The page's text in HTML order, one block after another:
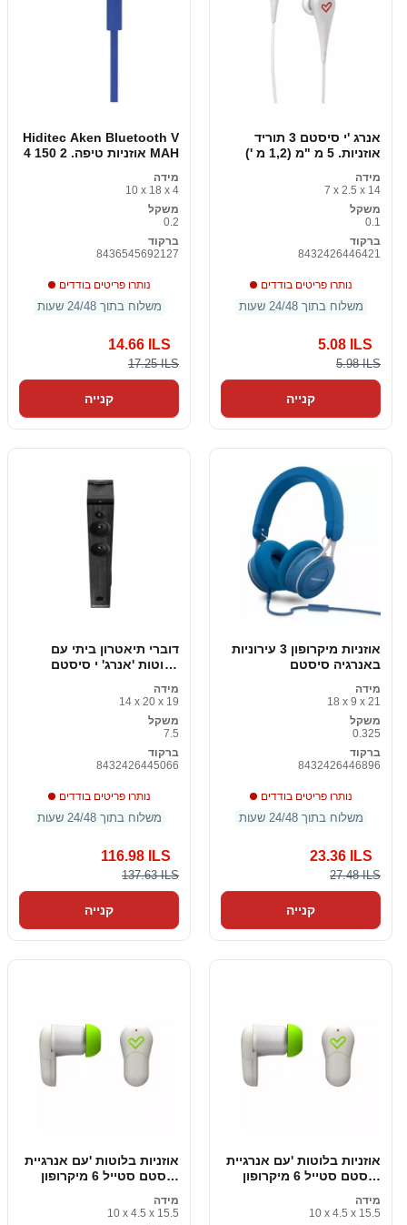
Hiditec Aken Bluetooth V
4 אוזניות טיפה. 2 150 MAH
מידה
10 x 18 x 4
משקל
0.2
ברקוד
8436545692127
נותרו פריטים בודדים
משלוח בתוך 24/48 שעות
14.66 ILS
17.25 ILS
קנייה
אנרג 'י סיסטם 3 תוריד
אוזניות. 5 מ "מ (1,2 מ ')
מידה
7 x 2.5 x 14
משקל
0.1
ברקוד
8432426446421
נותרו פריטים בודדים
משלוח בתוך 24/48 שעות
5.08 ILS
5.98 ILS
קנייה
דוברי תיאטרון ביתי עם
בלוטות 'אנרג' י סיסטם
SD USB 100W שחור
מידה
14 x 20 x 19
משקל
7.5
ברקוד
8432426445066
נותרו פריטים בודדים
משלוח בתוך 24/48 שעות
116.98 ILS
137.63 ILS
קנייה
אוזניות מיקרופון 3 עירוניות
באנרגיה סיסטם
מידה
18 x 9 x 21
משקל
0.325
ברקוד
8432426446896
נותרו פריטים בודדים
משלוח בתוך 24/48 שעות
23.36 ILS
27.48 ILS
קנייה
אוזניות בלוטות 'עם אנרגיית
סיסטם סטייל 6 מיקרופון
מידה
10 x 4.5 x 15.5
אוזניות בלוטות 'עם אנרגיית
סיסטם סטייל 6 מיקרופון
מידה
10 x 4.5 x 15.5